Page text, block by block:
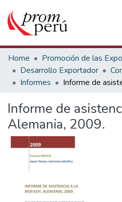
Communities & Collections
All of DSpace
Statistics
Home
Desarrollo Exportador
Informes
Informe de
Alemania, 2009.